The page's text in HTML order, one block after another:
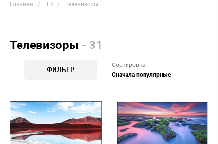
Главная ТВ Телевизоры
Телевизоры - 31
ФИЛЬТР
Сортировка: